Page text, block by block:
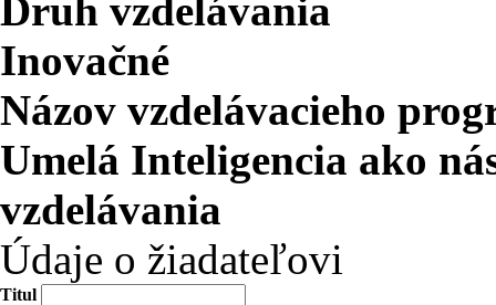
Druh vzdelávania
Inovačné
Názov vzdelávacieho
Umelá Inteligencia ako
vzdelávania
Údaje o žiadateľovi
Titul